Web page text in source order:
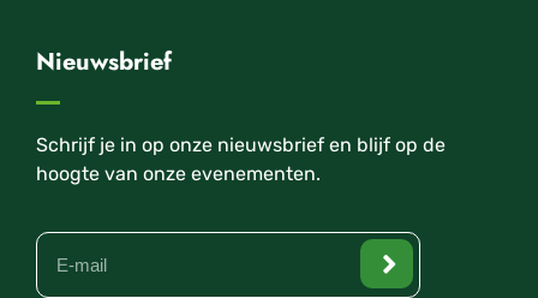
Nieuwsbrief
Schrijf je in op onze nieuwsbrief en blijf op de
hoogte van onze evenementen.